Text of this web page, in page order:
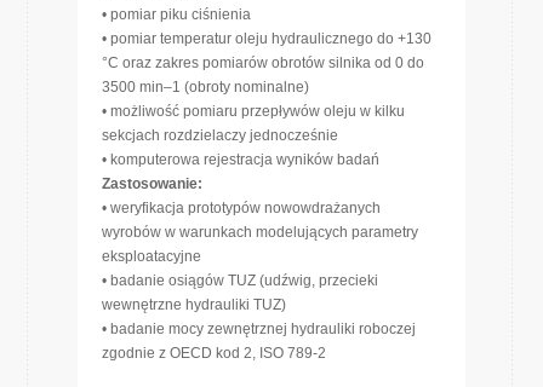
• pomiar piku ciśnienia
• pomiar temperatur oleju hydraulicznego do +130
°C oraz zakres pomiarów obrotów silnika od 0 do
3500 min–1 (obroty nominalne)
• możliwość pomiaru przepływów oleju w kilku
sekcjach rozdzielaczy jednocześnie
• komputerowa rejestracja wyników badań
Zastosowanie:
• weryfikacja prototypów nowowdrażanych
wyrobów w warunkach modelujących parametry
eksploatacyjne
• badanie osiągów TUZ (udźwig, przecieki
wewnętrzne hydrauliki TUZ)
• badanie mocy zewnętrznej hydrauliki roboczej
zgodnie z OECD kod 2, ISO 789-2